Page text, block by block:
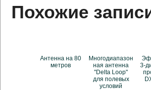
Похожие
Антенна на 80
метров
Многодиапазон
ная антенна
"Delta Loop"
для полевых
условий
3-